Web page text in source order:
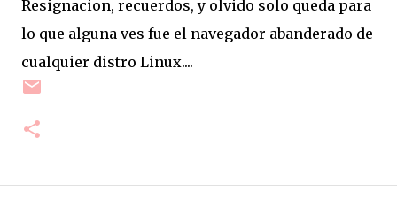
Resignacion, recuerdos, y olvido solo queda para
lo que alguna ves fue el navegador abanderado de
cualquier distro Linux....